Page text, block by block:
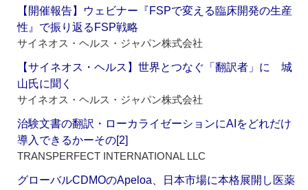
【開催報告】ウェビナー『FSPで変える臨床開発の生産
性』で振り返るFSP戦略
サイネオス・ヘルス・ジャパン株式会社
【サイネオス・ヘルス】世界とつなぐ「翻訳者」に 城
山氏に聞く
サイネオス・ヘルス・ジャパン株式会社
治験文書の翻訳・ローカライゼーションにAIをどれだけ
導入できるかーその[2]
TRANSPERFECT INTERNATIONAL LLC
グローバルCDMOのApeloa、日本市場に本格展開し医薬